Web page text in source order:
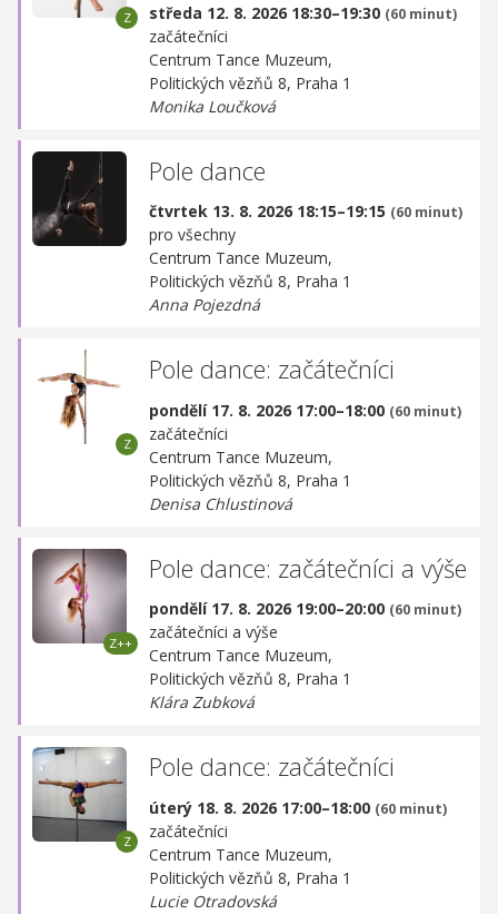
středa 12. 8. 2026 18:30–19:30 (60 minut)
začátečníci
Centrum Tance Muzeum,
Politických vězňů 8, Praha 1
Monika Loučková
Pole dance
čtvrtek 13. 8. 2026 18:15–19:15 (60 minut)
pro všechny
Centrum Tance Muzeum,
Politických vězňů 8, Praha 1
Anna Pojezdná
Pole dance: začátečníci
pondělí 17. 8. 2026 17:00–18:00 (60 minut)
začátečníci
Centrum Tance Muzeum,
Politických vězňů 8, Praha 1
Denisa Chlustinová
Pole dance: začátečníci a výše
pondělí 17. 8. 2026 19:00–20:00 (60 minut)
začátečníci a výše
Centrum Tance Muzeum,
Politických vězňů 8, Praha 1
Klára Zubková
Pole dance: začátečníci
úterý 18. 8. 2026 17:00–18:00 (60 minut)
začátečníci
Centrum Tance Muzeum,
Politických vězňů 8, Praha 1
Lucie Otradovská